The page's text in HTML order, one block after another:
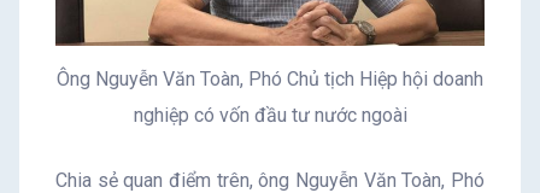
Ông Nguyễn Văn Toàn, Phó Chủ tịch Hiệp hội doanh
nghiệp có vốn đầu tư nước ngoài
Chia sẻ quan điểm trên, ông Nguyễn Văn Toàn, Phó